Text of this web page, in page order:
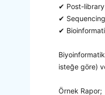
✔ Post-
✔
✔
isteğe göre)
Örnek Rapor;